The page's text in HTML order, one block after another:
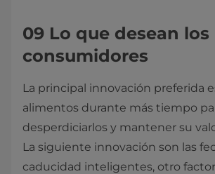
09 Lo que desean los
consumidores
La principal innovación preferida
alimentos durante más tiempo
desperdiciarlos y mantener su
La siguiente innovación son las
caducidad inteligentes, otro